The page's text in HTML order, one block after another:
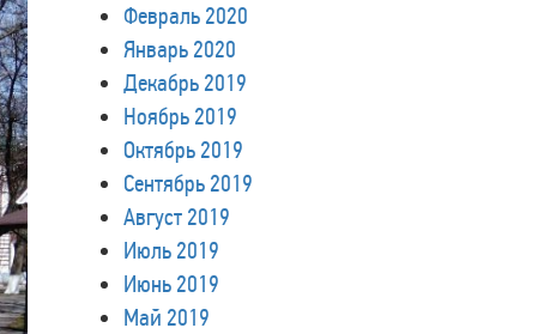
Февраль 2020
Январь 2020
Декабрь 2019
Ноябрь 2019
Октябрь 2019
Сентябрь 2019
Август 2019
Июль 2019
Июнь 2019
Май 2019